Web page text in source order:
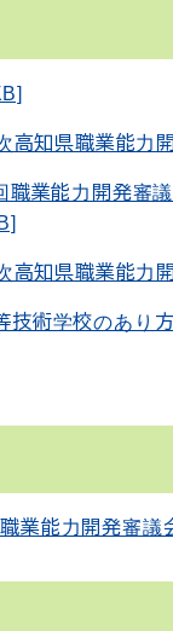
高知県職業能力
職業能力開発審
高知県職業能力
技術学校のあり
業能力開発審